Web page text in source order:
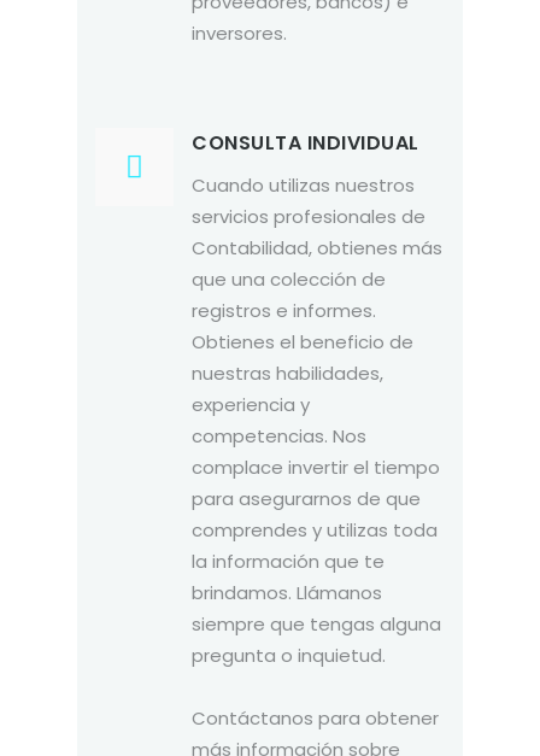
inversores.
CONSULTA INDIVIDUAL
Cuando utilizas nuestros
servicios profesionales de
Contabilidad, obtienes más
que una colección de
registros e informes.
Obtienes el beneficio de
nuestras habilidades,
experiencia y
competencias. Nos
complace invertir el tiempo
para asegurarnos de que
comprendes y utilizas toda
la información que te
brindamos. Llámanos
siempre que tengas alguna
pregunta o inquietud.
Contáctanos para obtener
más información sobre